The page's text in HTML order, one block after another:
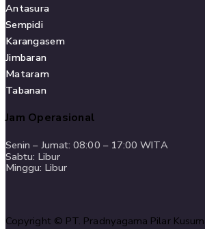
Antasura
Sempidi
Karangasem
Jimbaran
Mataram
Tabanan
Jam Operasional
Senin – Jumat: 08:00 – 17:00 WITA
Sabtu: Libur
Minggu: Libur
Copyright © PT. Pradnyagama Pilar